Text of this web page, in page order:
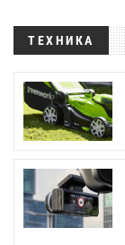
ТЕХНИКА